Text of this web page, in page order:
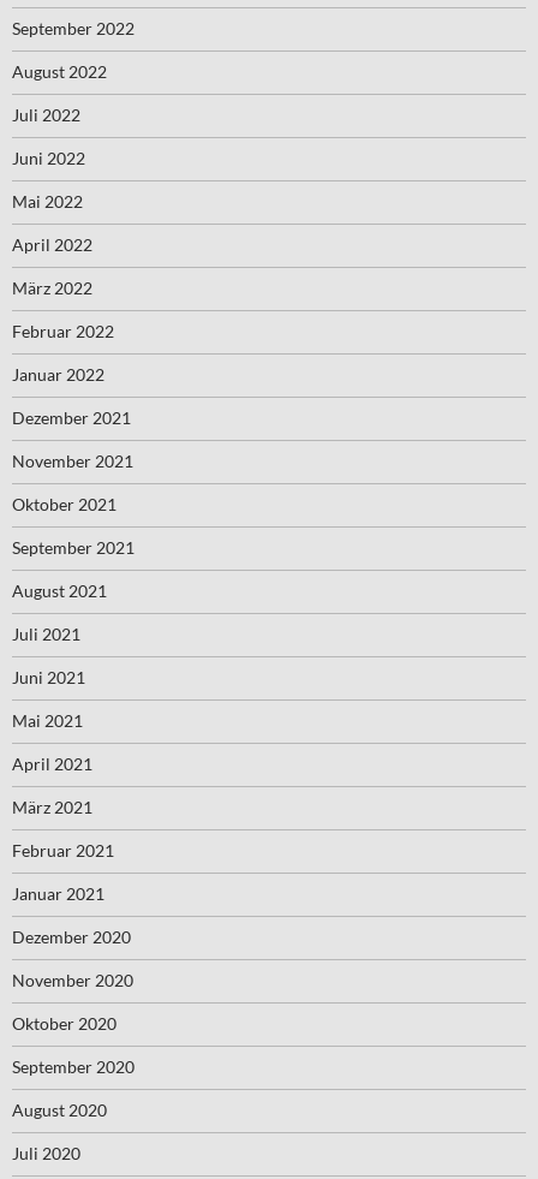
September 2022
August 2022
Juli 2022
Juni 2022
Mai 2022
April 2022
März 2022
Februar 2022
Januar 2022
Dezember 2021
November 2021
Oktober 2021
September 2021
August 2021
Juli 2021
Juni 2021
Mai 2021
April 2021
März 2021
Februar 2021
Januar 2021
Dezember 2020
November 2020
Oktober 2020
September 2020
August 2020
Juli 2020